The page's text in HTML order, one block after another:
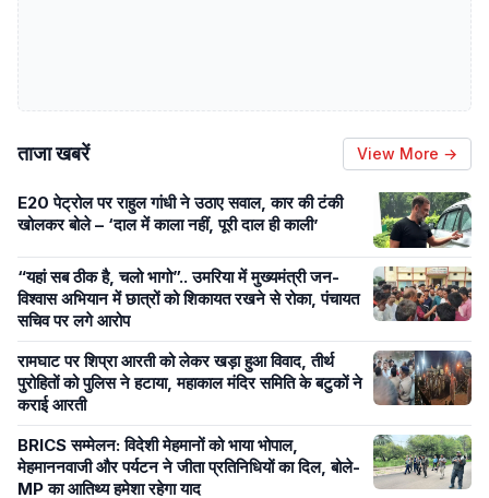
ताजा खबरें View More →
E20 पेट्रोल पर राहुल गांधी ने उठाए सवाल, कार की टंकी
खोलकर बोले – ‘दाल में काला नहीं, पूरी दाल ही काली’
“यहां सब ठीक है, चलो भागो”.. उमरिया में मुख्यमंत्री जन-
विश्वास अभियान में छात्रों को शिकायत रखने से रोका, पंचायत
सचिव पर लगे आरोप
रामघाट पर शिप्रा आरती को लेकर खड़ा हुआ विवाद, तीर्थ
पुरोहितों को पुलिस ने हटाया, महाकाल मंदिर समिति के बटुकों ने
कराई आरती
BRICS सम्मेलन: विदेशी मेहमानों को भाया भोपाल,
मेहमाननवाजी और पर्यटन ने जीता प्रतिनिधियों का दिल, बोले-
MP का आतिथ्य हमेशा रहेगा याद